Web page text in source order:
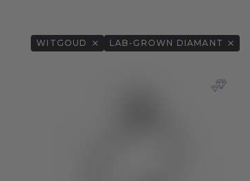
WITGOUD LAB-GROWN DIAMANT